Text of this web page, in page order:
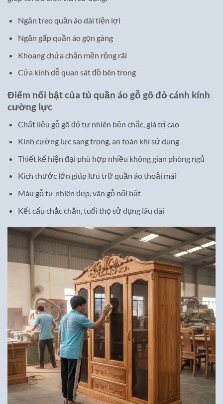
Ngăn treo quần áo dài tiện lợi
Ngăn gấp quần áo gọn gàng
Khoang chứa chăn mền rộng rãi
Cửa kính dễ quan sát đồ bên trong
Điểm nổi bật của tủ quần áo gỗ gõ đỏ cánh kính
cường lực
Chất liệu gỗ gõ đỏ tự nhiên bền chắc, giá trị cao
Kính cường lực sang trọng, an toàn khi sử dụng
Thiết kế hiện đại phù hợp nhiều không gian phòng ngủ
Kích thước lớn giúp lưu trữ quần áo thoải mái
Màu gỗ tự nhiên đẹp, vân gỗ nổi bật
Kết cấu chắc chắn, tuổi thọ sử dụng lâu dài